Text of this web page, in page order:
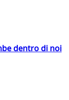
dentro di noi